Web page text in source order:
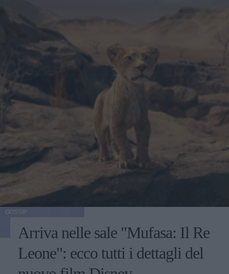
Arriva nelle sale "Mufasa: Il Re
Leone": ecco tutti i dettagli del